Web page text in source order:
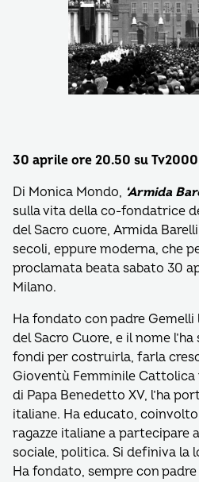
30 aprile ore 20.50 su Tv2000
Di Monica Mondo, ‘Armida
sulla vita della co-fondatrice
del Sacro cuore, Armida
secoli, eppure moderna, che
proclamata beata sabato 30
Milano.
Ha fondato con padre Gemelli
del Sacro Cuore, e il nome
fondi per costruirla, farla
Gioventù Femminile Cattolica
di Papa Benedetto XV, l’ha
italiane. Ha educato,
ragazze italiane a partecipare
sociale, politica. Si definiva la
Ha fondato, sempre con padre